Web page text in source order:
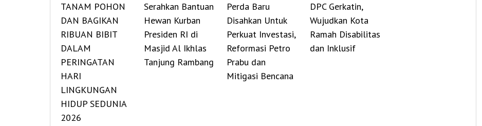
TANAM POHON
DAN BAGIKAN
RIBUAN BIBIT
DALAM
PERINGATAN
HARI
LINGKUNGAN
HIDUP SEDUNIA
2026
Serahkan Bantuan
Hewan Kurban
Presiden RI di
Masjid Al Ikhlas
Tanjung Rambang
Perda Baru
Disahkan Untuk
Perkuat Investasi,
Reformasi Petro
Prabu dan
Mitigasi Bencana
DPC Gerkatin,
Wujudkan Kota
Ramah Disabilitas
dan Inklusif